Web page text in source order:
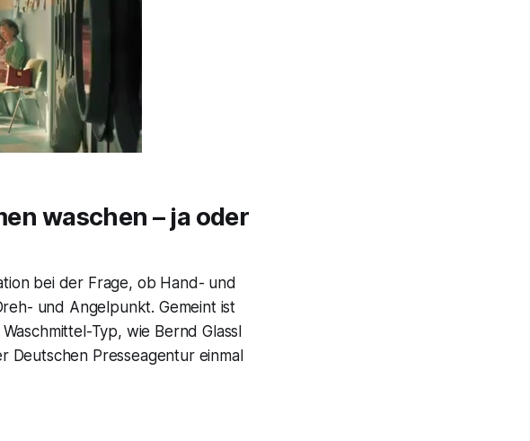
waschen – ja oder
bei der Frage, ob Hand- und
und Angelpunkt. Gemeint ist
Typ, wie Bernd Glassl
Presseagentur einmal